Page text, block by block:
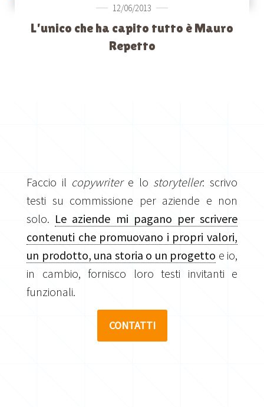
12/06/2013
L’unico che ha capito tutto è Mauro
Repetto
Faccio il copywritere lo storyteller: scrivo
testi su commissione per aziende e non
solo. Le aziende mi pagano per scrivere
contenuti che promuovano i propri valori,
un prodotto, una storia o un progetto e io,
in cambio, fornisco loro testi invitanti e
funzionali.
CONTATTI